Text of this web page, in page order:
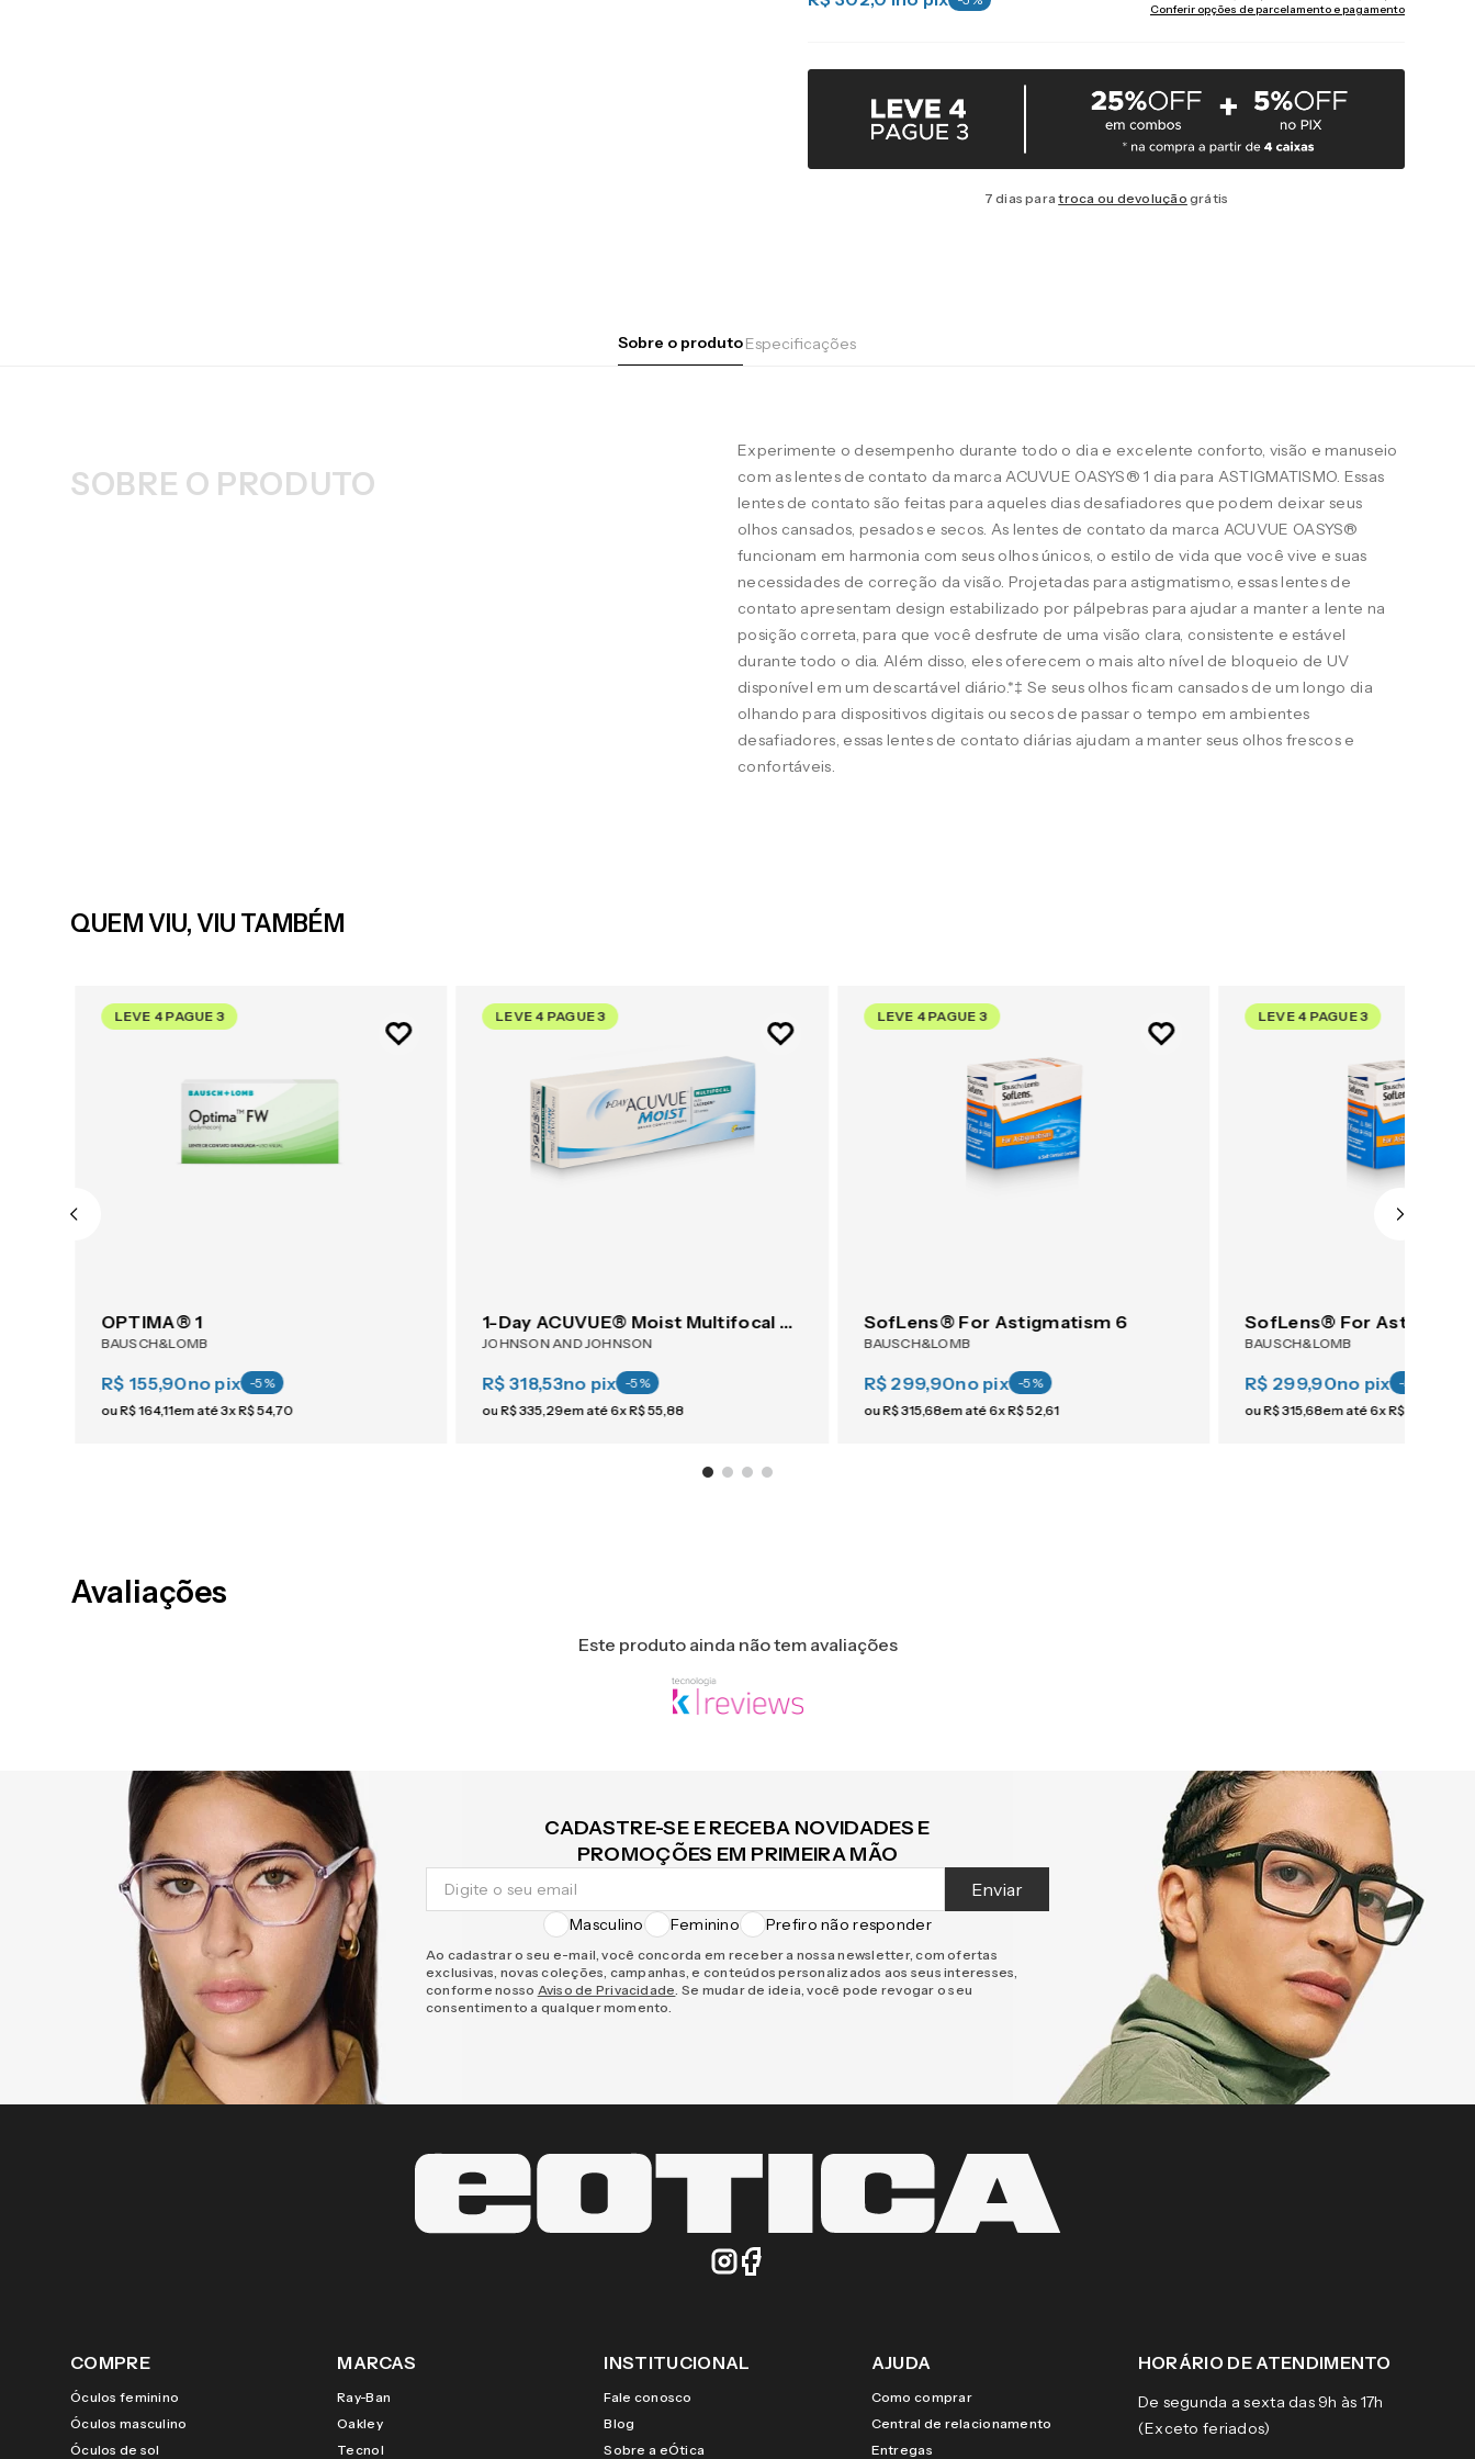
Conferir opções de parcelamento e pagamento
7 dias paratroca ou devolução grátis
Sobre o produtoEspecificações
SOBRE O PRODUTO
Experimente o desempenho durante todo o dia e excelente conforto, visão e manuseio
com as lentes de contato da marca ACUVUE OASYS® 1 dia para ASTIGMATISMO. Essas
lentes de contato são feitas para aqueles dias desafiadores que podem deixar seus
olhos cansados, pesados e secos. As lentes de contato da marca ACUVUE OASYS®
funcionam em harmonia com seus olhos únicos, o estilo de vida que você vive e suas
necessidades de correção da visão. Projetadas para astigmatismo, essas lentes de
contato apresentam design estabilizado por pálpebras para ajudar a manter a lente na
posição correta, para que você desfrute de uma visão clara, consistente e estável
durante todo o dia. Além disso, eles oferecem o mais alto nível de bloqueio de UV
disponível em um descartável diário.*‡ Se seus olhos ficam cansados de um longo dia
olhando para dispositivos digitais ou secos de passar o tempo em ambientes
desafiadores, essas lentes de contato diárias ajudam a manter seus olhos frescos e
confortáveis.
QUEM VIU, VIU TAMBÉM
LEVE 4 PAGUE 3
OPTIMA® 1
BAUSCH&LOMB
R$ 155,90no pix -5%
ouR$164,11em até3xR$54,70
LEVE 4 PAGUE 3
1-Day ACUVUE® Moist Multifocal 30
JOHNSON AND JOHNSON
R$ 318,53no pix -5%
ouR$335 29em até6xR$55 ,88
LEVE 4 PAGUE 3
SofLens® For Astigmatism 6
BAUSCH&LOMB
R$ 299,90no pix -5%
ouR$315,68em até6xR$52,61
LEVE 4 PAGUE 3
SofLens® For
BAUSCH&LOMB
R$ 299,90no pix -5
ouR$315,68em até6xR$
Avaliações
Este produto ainda não tem avaliações
CADASTRE-SE E RECEBA NOVIDADES E
PROMOÇÕES EM PRIMEIRA MÃO
Enviar
Masculino Feminino Prefiro não responder
Ao cadastrar o seu e-mail, você concorda em receber a nossa newsletter, com ofertas
exclusivas, novas coleções, campanhas, e conteúdos personalizados aos seus interesses,
conforme nosso Aviso de Privacidade. Se mudar de ideia, você pode revogar o seu
consentimento a qualquer momento.
COMPRE
Óculos feminino
Óculos masculino
Óculos de sol
MARCAS
Ray-Ban
Oakley
Tecnol
INSTITUCIONAL
Fale conosco
Blog
Sobre a eÓtica
AJUDA
Como comprar
Central de relacionamento
Entregas
HORÁRIO DE ATENDIMENTO
De segunda a sexta das 9h às 17h
(Exceto feriados)